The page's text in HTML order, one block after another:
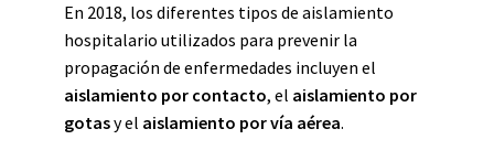
En 2018, los diferentes tipos de aislamiento
hospitalario utilizados para prevenir la
propagación de enfermedades incluyen el
aislamiento por contacto, el aislamiento por
gotasy el aislamiento por vía aérea.